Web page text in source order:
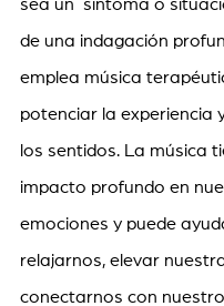
sea un  síntoma o
de una indagación
emplea música
potenciar la experiencia
los sentidos. La música
impacto profundo en
emociones y puede
relajarnos, elevar
conectarnos con